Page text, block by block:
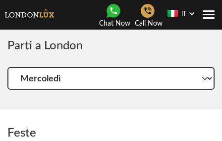
Chat Now Call Now
Parti a London
Scegli
Feste